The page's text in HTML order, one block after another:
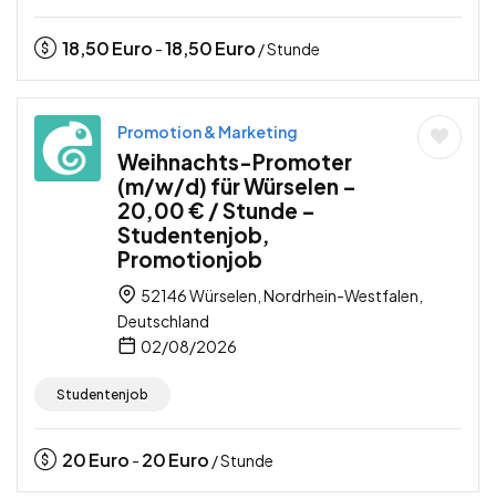
18,50Euro -18,50Euro / Stunde
Promotion & Marketing
Weihnachts-Promoter
(m/w/d) für Würselen –
20,00 € / Stunde –
Studentenjob,
Promotionjob
52146 Würselen, Nordrhein-Westfalen,
Deutschland
02/08/2026
Studentenjob
20Euro - 20Euro / Stunde